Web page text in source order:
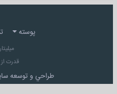
پوسته
میلیتاری
قدرت از IPS
طراحي و توسعه